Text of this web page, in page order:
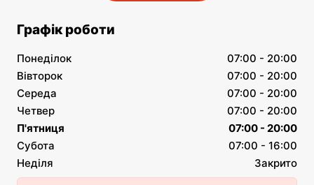
Графік роботи
Понеділок
07:00 - 20:00
Вівторок
07:00 - 20:00
Середа
07:00 - 20:00
Четвер
07:00 - 20:00
П'ятниця
07:00 - 20:00
Субота
07:00 - 16:00
Неділя
Закрито